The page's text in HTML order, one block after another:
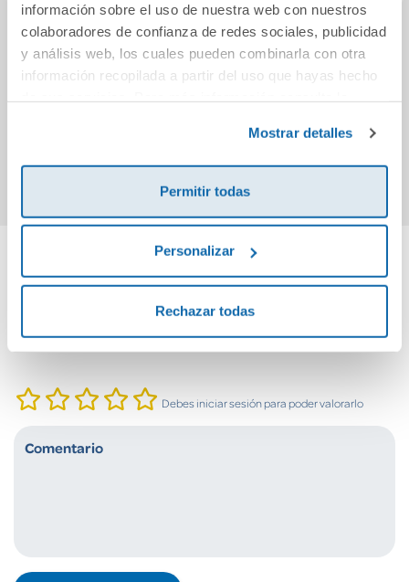
información sobre el uso de nuestra web con nuestros
colaboradores de confianza de redes sociales, publicidad
y análisis web, los cuales pueden combinarla con otra
información recopilada a partir del uso que hayas hecho
Mostrar detalles
Permitir todas
Personalizar
Rechazar todas
Guinness World
Records 2026:
Fútbol
Super enigmas de
fútbol
Cuéntanos tu opinión
¡Sé el primero en valorar este producto!
Debes iniciar sesión para poder valorarlo